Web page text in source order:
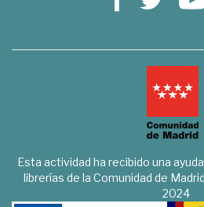
Esta actividad ha recibido una
librerías de la Comunidad de
2024